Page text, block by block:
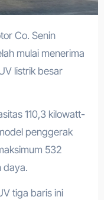
mulai menerima
listrik besar
110,3 kilowatt-
penggerak
532
daya.
tiga baris ini